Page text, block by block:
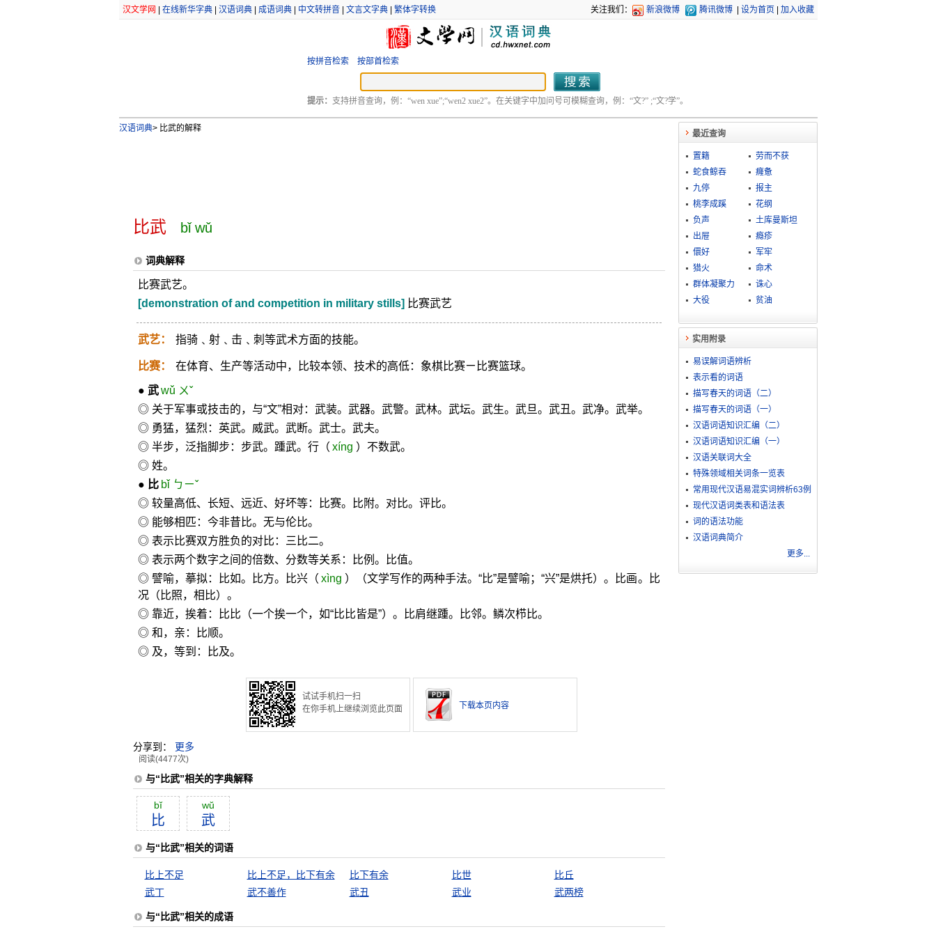
汉文学网 在线新华字典| 汉语词典| 成语词典| 中文转拼音| 文言文字典| 繁体字转换 关注我们： 新浪微博 腾讯微博 设为首页 加入收藏
按拼音检索 按部首检索
提示： 支持拼音查询，例：“wen xue”;“wen2 xue2”。在关键字中加问号可模糊查询，例：“文?” ;“文?学”。
汉语词典>比武的解释
比武 bǐ wǔ
词典解释
比赛武艺。
[demonstration of and competition in military stills] 比赛武艺
武艺： 指骑﹑射﹑击﹑刺等武术方面的技能。
比赛： 在体育、生产等活动中，比较本领、技术的高低：象棋比赛ㄧ比赛篮球。
● 武 wǔ ㄨˇ
◎ 关于军事或技击的，与“文”相对：武装。武器。武警。武林。武坛。武生。武旦。武丑。武净。武举。
◎ 勇猛，猛烈：英武。威武。武断。武士。武夫。
◎ 半步，泛指脚步：步武。踵武。行（ xíng ）不数武。
◎ 姓。
● 比 bǐ ㄅㄧˇ
◎ 较量高低、长短、远近、好坏等：比赛。比附。对比。评比。
◎ 能够相匹：今非昔比。无与伦比。
◎ 表示比赛双方胜负的对比：三比二。
◎ 表示两个数字之间的倍数、分数等关系：比例。比值。
◎ 譬喻，摹拟：比如。比方。比兴（ xìng ）（文学写作的两种手法。“比”是譬喻；“兴”是烘托）。比画。比
况（比照，相比）。
◎ 靠近，挨着：比比（一个挨一个，如“比比皆是”）。比肩继踵。比邻。鳞次栉比。
◎ 和，亲：比顺。
◎ 及，等到：比及。
试试手机扫一扫
在你手机上继续浏览此页面
下载本页内容
分享到： 更多
阅读(4477次)
与“比武”相关的字典解释
bĭ
比
wŭ
武
与“比武”相关的词语
比上不足 比上不足，比下有余 比下有余 比世
比丘
武丁
武不善作 武丑 武业 武两榜
与“比武”相关的成语
最近查询
置籍
劳而不获
蛇食鲸吞
癃惫
九停
报主
桃李成蹊
花纲
负声
土库曼斯坦
出屉
瘾疹
儇好
军牢
猎火
命术
群体凝聚力
诛心
大役
贫油
实用附录
易误解词语辨析
表示看的词语
描写春天的词语（二）
描写春天的词语（一）
汉语词语知识汇编（二）
汉语词语知识汇编（一）
汉语关联词大全
特殊领域相关词条一览表
常用现代汉语易混实词辨析63例
现代汉语词类表和语法表
词的语法功能
汉语词典简介
更多...